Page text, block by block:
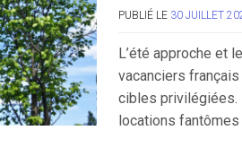
PUBLIÉ LE 30 JUILLET
L’été approche et
vacanciers
cibles privilégiées.
locations